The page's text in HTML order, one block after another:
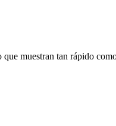
muestran tan rápido